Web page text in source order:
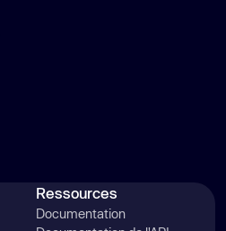
Ressources
Documentation